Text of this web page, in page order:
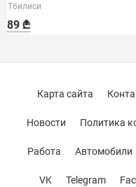
Тбилиси
89 ₾
Карта сайта
Новости Политика
Работа Автомобили
VK Telegram